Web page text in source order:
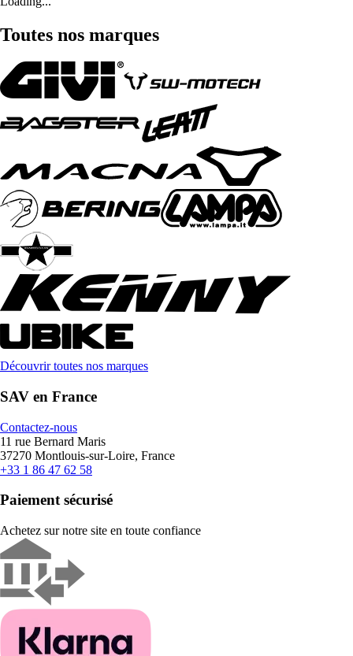
Toutes nos marques
Découvrir toutes nos marques
SAV en France
Contactez-nous
11 rue Bernard Maris
37270 Montlouis-sur-Loire, France
+33 1 86 47 62 58
Paiement sécurisé
Achetez sur notre site en toute confiance